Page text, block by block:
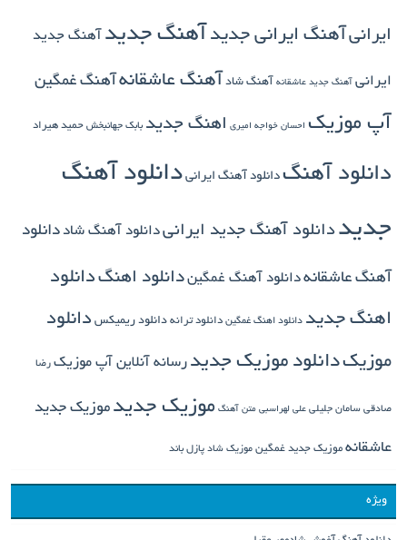
ایرانی آهنگ ایرانی جدید آهنگ جدید آهنگ جدید
ایرانی آهنگ جدید عاشقانه آهنگ شاد آهنگ عاشقانه آهنگ غمگین
آپ موزیک احسان خواجه امیری اهنگ جدید بابک جهانبخش حمید هیراد
دانلود آهنگ دانلود آهنگ ایرانی دانلود آهنگ
جدید دانلود آهنگ جدید ایرانیدانلود آهنگ شاد دانلود
آهنگ عاشقانهدانلود آهنگ غمگیندانلود اهنگ دانلود
اهنگ جدید دانلود اهنگ غمگین دانلود ترانه دانلود ریمیکس دانلود
موزیکدانلود موزیک جدید رسانه آنلاین آپ موزیک رضا
صادقی سامان جلیلی علی لهراسبی متن آهنگ موزیک جدید موزیک جدید
عاشقانه موزیک جدید غمگین موزیک شاد پازل باند
ویژه